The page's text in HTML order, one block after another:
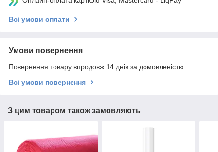
Всі умови оплати
Умови повернення
Повернення товару впродовж 14 днів за домовленістю
Всі умови повернення
З цим товаром також замовляють